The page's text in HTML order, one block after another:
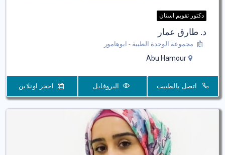
دكتور تقويم اسنان
د. طارق عمار
مجموعة الوحدة الطبية - ابوهامور
Abu Hamour
اتصل بالطبيب البروفايل احجز اونلاين